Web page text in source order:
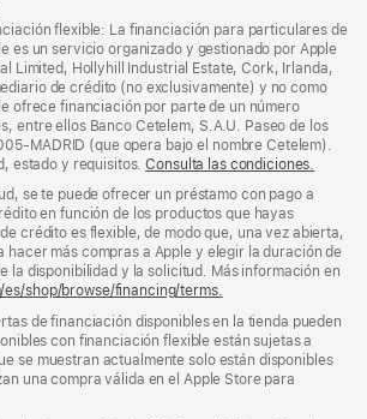
flexible: La financiación para particulares de
es un servicio organizado y gestionado por Apple
Limited, Hollyhill Industrial Estate, Cork, Irlanda,
de crédito (no exclusivamente) y no como
ofrece financiación por parte de un número
entre ellos Banco Cetelem, S.A.U. Paseo de los
MADRID (que opera bajo el nombre Cetelem).
estado y requisitos.Consulta las condiciones.
se te puede ofrecer un préstamo con pago a
en función de los productos que hayas
crédito es flexible, de modo que, una vez abierta,
hacer más compras a Apple y elegir la duración de
la disponibilidad y la solicitud. Más información en
es/shop/browse/financing/terms.
de financiación disponibles en la tienda pueden
con financiación flexible están sujetas a
se muestran actualmente solo están disponibles
una compra válida en el Apple Store para